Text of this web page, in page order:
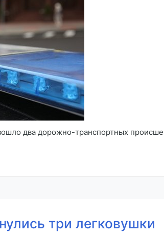
два дорожно-транспортных
три легковушки